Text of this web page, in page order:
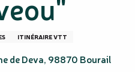
ITINÉRAIRE VTT
de Deva, 98870 Bourail